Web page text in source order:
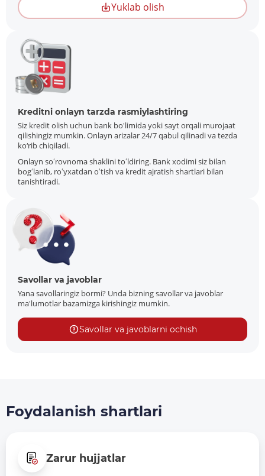
Yuklab olish
Kreditni onlayn tarzda rasmiylashtiring
Siz kredit olish uchun bank bo'limida yoki sayt orqali murojaat
qilishingiz mumkin. Onlayn arizalar 24/7 qabul qilinadi va tezda
ko‘rib chiqiladi.
Onlayn soʻrovnoma shaklini toʻldiring. Bank xodimi siz bilan
bogʻlanib, roʻyxatdan oʻtish va kredit ajratish shartlari bilan
tanishtiradi.
Savollar va javoblar
Yana savollaringiz bormi? Unda bizning savollar va javoblar
ma'lumotlar bazamizga kirishingiz mumkin.
Savollar va javoblarni ochish
Foydalanish shartlari
Zarur hujjatlar